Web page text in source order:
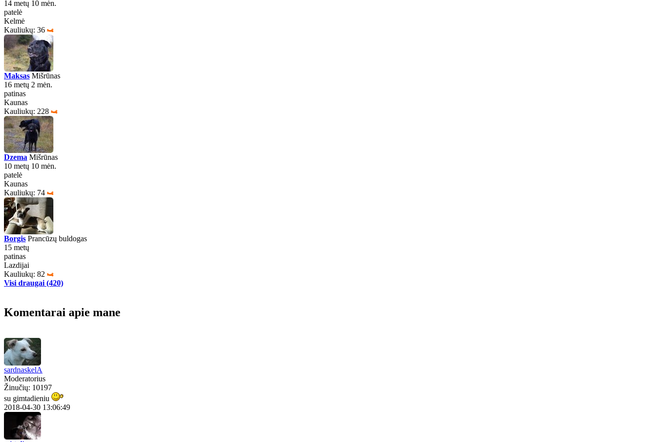
14 metų 10 mėn.
patelė
Kelmė
Kauliukų: 36
Maksas Mišrūnas
16 metų 2 mėn.
patinas
Kaunas
Kauliukų: 228
Dzema Mišrūnas
10 metų 10 mėn.
patelė
Kaunas
Kauliukų: 74
Borgis Prancūzų buldogas
15 metų
patinas
Lazdijai
Kauliukų: 82
Visi draugai (420)
Komentarai apie mane
sardnaskelA
Moderatorius
Žinučių: 10197
su gimtadieniu
2018-04-30 13:06:49